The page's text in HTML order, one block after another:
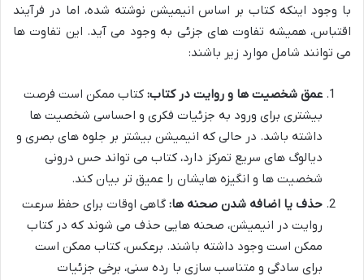
با وجود اینکه کتاب بر اساس انیمیشن نوشته شده، اما در فرآیند
اقتباس، همیشه تفاوت های جزئی به وجود می آید. این تفاوت ها
می توانند شامل موارد زیر باشند:
عمق شخصیت ها و روایت در کتاب: کتاب ممکن است فرصت
بیشتری برای ورود به جزئیات فکری و احساسی شخصیت ها
داشته باشد. در حالی که انیمیشن بیشتر بر جلوه های بصری و
دیالوگ های سریع تمرکز دارد، کتاب می تواند حس درونی
شخصیت ها و انگیزه هایشان را عمیق تر بیان کند.
حذف یا اضافه شدن صحنه ها: گاهی اوقات برای حفظ سرعت
روایت در انیمیشن، صحنه هایی حذف می شوند که در کتاب
ممکن است وجود داشته باشند. برعکس، کتاب ممکن است
برای سادگی و متناسب سازی با رده سنی، برخی جزئیات